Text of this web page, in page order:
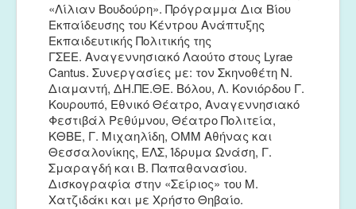
«Λίλιαν Βουδούρη». Πρόγραμμα Δια Βίου
Εκπαίδευσης του Κέντρου Ανάπτυξης
Εκπαιδευτικής Πολιτικής της
ΓΣΕΕ. Αναγεννησιακό Λαούτο στους Lyrae
Cantus. Συνεργασίες με: τον Σκηνοθέτη Ν.
Διαμαντή, ΔΗ.ΠΕ.ΘΕ. Βόλου, Λ. Κονιόρδου Γ.
Κουρουπό, Εθνικό Θέατρο, Αναγεννησιακό
Φεστιβάλ Ρεθύμνου, Θέατρο Πολιτεία,
ΚΘΒΕ, Γ. Μιχαηλίδη, ΟΜΜ Αθήνας και
Θεσσαλονίκης, ΕΛΣ, Ίδρυμα Ωνάση, Γ.
Σμαραγδή και Β. Παπαθανασίου.
Δισκογραφία στην «Σείριος» του Μ.
Χατζιδάκι και με Χρήστο Θηβαίο.